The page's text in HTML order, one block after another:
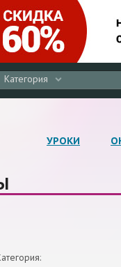
Категория
УРОКИ